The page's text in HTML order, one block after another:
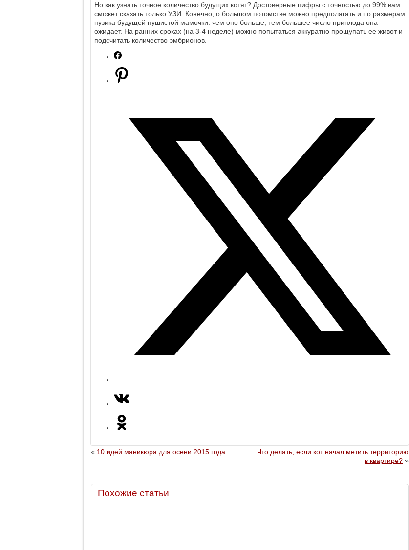
Но как узнать точное количество будущих котят? Достоверные цифры с точностью до 99% вам
сможет сказать только УЗИ. Конечно, о большом потомстве можно предполагать и по размерам
пузика будущей пушистой мамочки: чем оно больше, тем большее число приплода она
ожидает. На ранних сроках (на 3-4 неделе) можно попытаться аккуратно прощупать ее живот и
подсчитать количество эмбрионов.
« 10 идей маникюра для осени 2015 года
Что делать, если кот начал метить территорию
в квартире? »
Похожие статьи